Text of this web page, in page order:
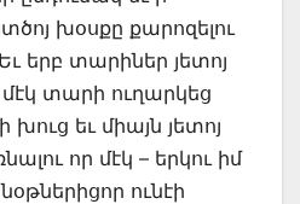
խօսքը քարոզելու
երբ տարիներ յետոյ
տարի ուղարկեց
եւ միայն յետոյ
որ մէկ – երկու իմ
ունէի